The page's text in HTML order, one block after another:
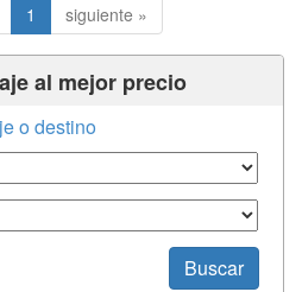
1 siguiente »
al mejor precio
o destino
Buscar